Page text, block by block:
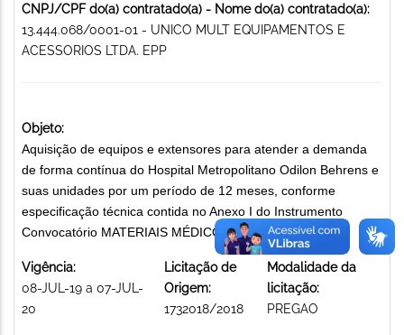
CNPJ/CPF do(a) contratado(a) - Nome do(a) contratado(a):
13.444.068/0001-01 - UNICO MULT EQUIPAMENTOS E
ACESSORIOS LTDA. EPP
Objeto:
Aquisição de equipos e extensores para atender a demanda
de forma contínua do Hospital Metropolitano Odilon Behrens e
suas unidades por um período de 12 meses, conforme
especificação técnica contida no Anexo I do Instrumento
Convocatório MATERIAIS MÉDICO-HOSPITALARES
Vigência:
08-JUL-19 a 07-JUL-
20
Licitação de
Origem:
1732018/2018
Modalidade da
licitação:
PREGAO